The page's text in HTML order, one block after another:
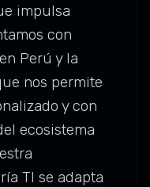
impulsa
con
Perú y la
nos permite
y con
ecosistema
TI se adapta